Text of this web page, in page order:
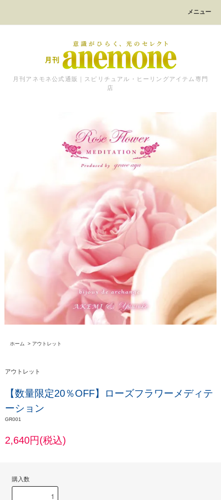
メニュー
月刊アネモネ公式通販｜スピリチュアル・ヒーリングアイテム専門
店
ホーム > アウトレット
アウトレット
【数量限定20％OFF】ローズフラワーメディテ
ーション
GR001
2,640円(税込)
購入数